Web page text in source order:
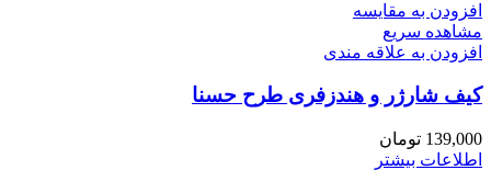
افزودن به مقایسه
مشاهده سریع
افزودن به علاقه مندی
کیف شارژر و هندزفری طرح حسنا
139,000 تومان
اطلاعات بیشتر